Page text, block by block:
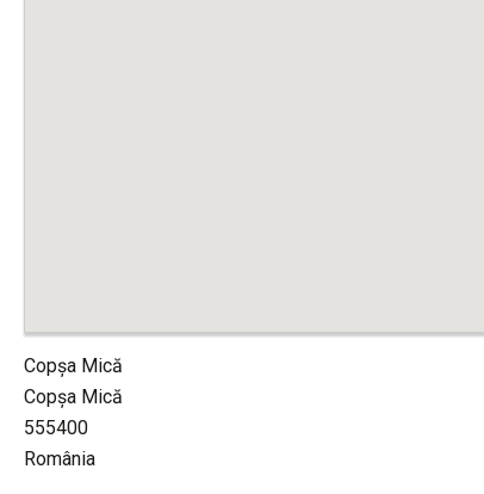
Copșa Mică
Copșa Mică
555400
România